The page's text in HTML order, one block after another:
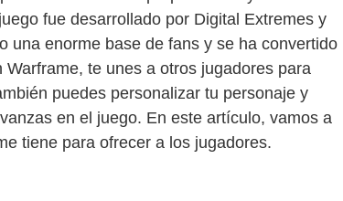
fue desarrollado por Digital Extremes y
una enorme base de fans y se ha convertido
te unes a otros jugadores para
puedes personalizar tu personaje y
en el juego. En este artículo, vamos a
tiene para ofrecer a los jugadores.